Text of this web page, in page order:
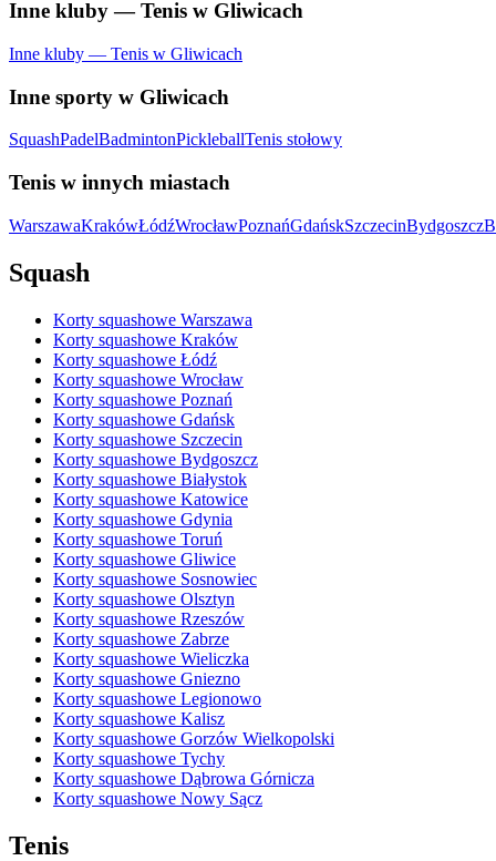
Inne kluby — Tenis w Gliwicach
Inne kluby — Tenis w Gliwicach
Inne sporty w Gliwicach
SquashPadelBadmintonPickleballTenis stołowy
Tenis w innych miastach
WarszawaKrakówŁódźWrocławPoznańGdańskSzczecinBydgoszcz
Squash
Korty squashowe Warszawa
Korty squashowe Kraków
Korty squashowe Łódź
Korty squashowe Wrocław
Korty squashowe Poznań
Korty squashowe Gdańsk
Korty squashowe Szczecin
Korty squashowe Bydgoszcz
Korty squashowe Białystok
Korty squashowe Katowice
Korty squashowe Gdynia
Korty squashowe Toruń
Korty squashowe Gliwice
Korty squashowe Sosnowiec
Korty squashowe Olsztyn
Korty squashowe Rzeszów
Korty squashowe Zabrze
Korty squashowe Wieliczka
Korty squashowe Gniezno
Korty squashowe Legionowo
Korty squashowe Kalisz
Korty squashowe Gorzów Wielkopolski
Korty squashowe Tychy
Korty squashowe Dąbrowa Górnicza
Korty squashowe Nowy Sącz
Tenis